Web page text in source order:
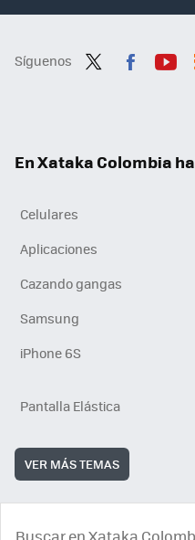
Síguenos
En Xataka Colombia
Celulares
Aplicaciones
Cazando gangas
Samsung
iPhone 6S
Pantalla Elástica
VER MÁS TEMAS